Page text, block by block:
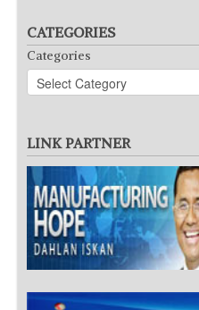
CATEGORIES
Categories
LINK PARTNER